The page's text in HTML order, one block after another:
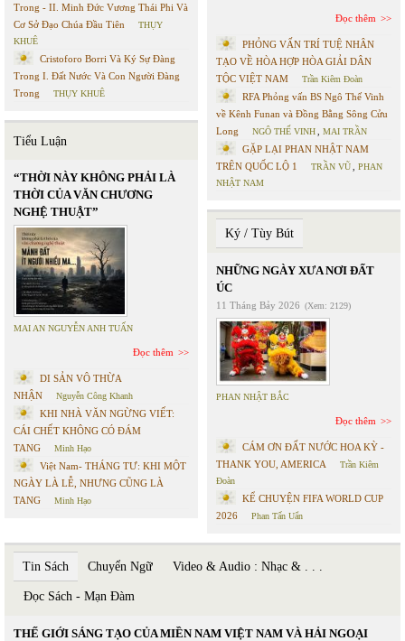
Trong - II. Minh Đức Vương Thái Phi Và
Cơ Sở Đạo Chúa Đầu Tiên
THỤY
KHUÊ
Cristoforo Borri Và Ký Sự Đàng
Trong I. Đất Nước Và Con Người Đàng
Trong
THỤY KHUÊ
Tiểu Luận
“THỜI NÀY KHÔNG PHẢI LÀ
THỜI CỦA VĂN CHƯƠNG
NGHỆ THUẬT”
MAI AN NGUYỄN ANH TUẤN
Đọc thêm
DI SẢN VÔ THỪA
NHẬN
Nguyễn Công Khanh
KHI NHÀ VĂN NGỪNG VIẾT:
CÁI CHẾT KHÔNG CÓ ĐÁM
TANG
Minh Hạo
Việt Nam- THÁNG TƯ: KHI MỘT
NGÀY LÀ LỄ, NHƯNG CŨNG LÀ
TANG
Minh Hạo
Đọc thêm
PHỎNG VẤN TRÍ TUỆ NHÂN
TẠO VỀ HÒA HỢP HÒA GIẢI DÂN
TỘC VIỆT NAM
Trần Kiêm Đoàn
RFA Phỏng vấn BS Ngô Thế Vinh
về Kênh Funan và Đồng Bằng Sông Cửu
Long
NGÔ THẾ VINH MAI TRẦN
GẶP LẠI PHAN NHẬT NAM
TRÊN QUỐC LỘ 1
TRẦN VŨ
PHAN
NHẬT NAM
Ký / Tùy Bút
NHỮNG NGÀY XƯA NƠI ĐẤT
ÚC
11 Tháng Bảy 2026 (Xem: 2129)
PHAN NHẬT BẮC
Đọc thêm
CÁM ƠN ĐẤT NƯỚC HOA KỲ -
THANK YOU, AMERICA
Trần Kiêm
Đoàn
KỂ CHUYỆN FIFA WORLD CUP
2026
Phan Tấn Uẩn
Tin Sách Chuyển Ngữ Video & Audio : Nhạc & . . .
Đọc Sách - Mạn Đàm
THẾ GIỚI SÁNG TẠO CỦA MIỀN NAM VIỆT NAM VÀ HẢI NGOẠI